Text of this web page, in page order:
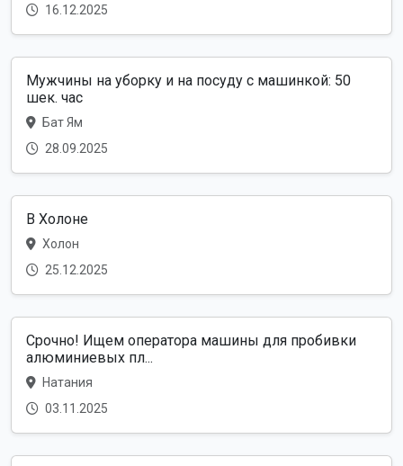
16.12.2025
Мужчины на уборку и на посуду с машинкой: 50
шек. час
Бат Ям
28.09.2025
В Холоне
Холон
25.12.2025
Срочно! Ищем оператора машины для пробивки
алюминиевых пл...
Натания
03.11.2025